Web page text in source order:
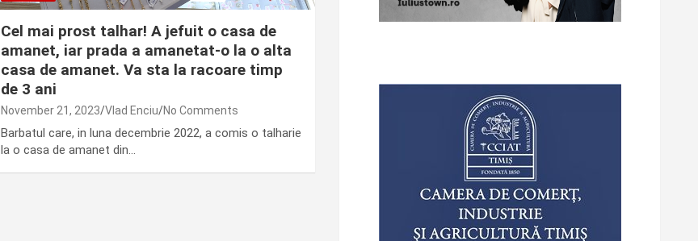
Cel mai prost talhar! A jefuit o casa de
amanet, iar prada a amanetat-o la o alta
casa de amanet. Va sta la racoare timp
de 3 ani
November 21, 2023 Vlad Enciu No Comments
Barbatul care, in luna decembrie 2022, a comis o talharie
la o casa de amanet din…